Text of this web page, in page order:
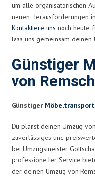
um alle organisatorischen
neuen Herausforderungen
Kontaktiere uns noch heute
lass uns gemeinsam
Günstiger
von
Günstiger Möbeltransport
Du planst deinen Umzug
zuverlässiges und
bei Umzugsmeister
professioneller Service
der deinen Umzug von